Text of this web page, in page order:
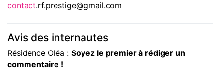
contact.rf.prestige@gmail.com
Avis des internautes
Résidence Oléa : Soyez le premier à rédiger un
commentaire !